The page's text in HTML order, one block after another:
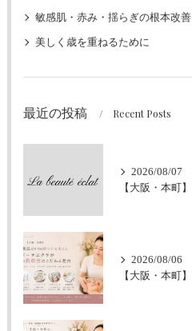
敏感肌・赤み・揺らぎの根本改善
美しく歳を重ねるために
最近の投稿 Recent Posts
2026/08/07
2026/08/06